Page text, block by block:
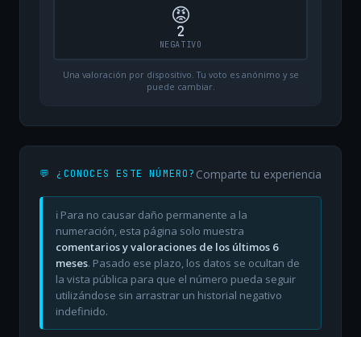
😡
2
NEGATIVO
Una valoración por dispositivo. Tu voto es anónimo y se
puede cambiar.
💬 ¿CONOCES ESTE NÚMERO? Comparte tu experiencia
ℹ️ Para no causar daño permanente a la
numeración, esta página solo muestra
comentarios y valoraciones de los últimos 6
meses. Pasado ese plazo, los datos se ocultan de
la vista pública para que el número pueda seguir
utilizándose sin arrastrar un historial negativo
indefinido.